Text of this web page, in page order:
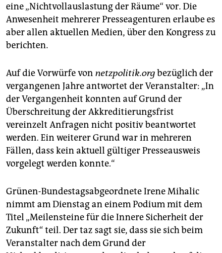
eine „Nichtvollauslastung der Räume“ vor. Die
Anwesenheit mehrerer Presseagenturen erlaube es
aber allen aktuellen Medien, über den Kongress zu
berichten.
Auf die Vorwürfe von netzpolitik.orgbezüglich der
vergangenen Jahre antwortet der Veranstalter: „In
der Vergangenheit konnten auf Grund der
Überschreitung der Akkreditierungsfrist
vereinzelt Anfragen nicht positiv beantwortet
werden. Ein weiterer Grund war in mehreren
Fällen, dass kein aktuell gültiger Presseausweis
vorgelegt werden konnte.“
Grünen-Bundestagsabgeordnete Irene Mihalic
nimmt am Dienstag an einem Podium mit dem
Titel „Meilensteine für die Innere Sicherheit der
Zukunft“ teil. Der taz sagt sie, dass sie sich beim
Veranstalter nach dem Grund der